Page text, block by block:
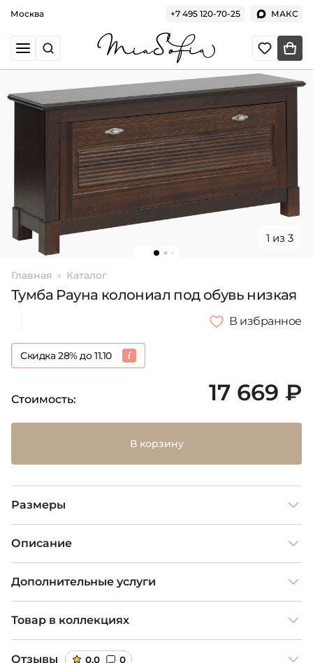
Москва +7 495 120-70-25 МАКС
1 из 3
Главная Каталог
Тумба Рауна колониал под обувь низкая
В избранное
Скидка 28% до 11.10
Стоимость: 17 669 ₽
В корзину
Размеры
Описание
Дополнительные услуги
Товар в коллекциях
Отзывы 0,0 0